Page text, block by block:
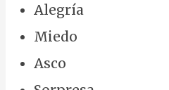
Alegría
Miedo
Asco